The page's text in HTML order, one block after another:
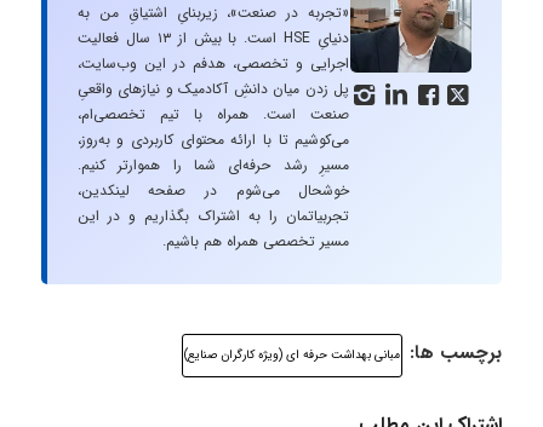
   
«تجربه در صنعت»، زیربنایِ اشتیاقِ من به
دنیایِ HSE است. با بیش از ۱۳ سال فعالیت
اجرایی و تخصصی، هدفم در این وب‌سایت،
پل زدن میان دانشِ آکادمیک و نیازهای واقعیِ
صنعت است. همراه با تیم تخصصی‌ام،
می‌کوشیم تا با ارائه محتوای کاربردی و به‌روز،
مسیرِ رشد حرفه‌ای شما را هموارتر کنیم.
خوشحال می‌شوم در صفحه لینکدین،
تجربیاتمان را به اشتراک بگذاریم و در این
مسیر تخصصی همراه هم باشیم.
برچسب ها: مبانی بهداشت حرفه ای (ویژه کارگران صنایع)